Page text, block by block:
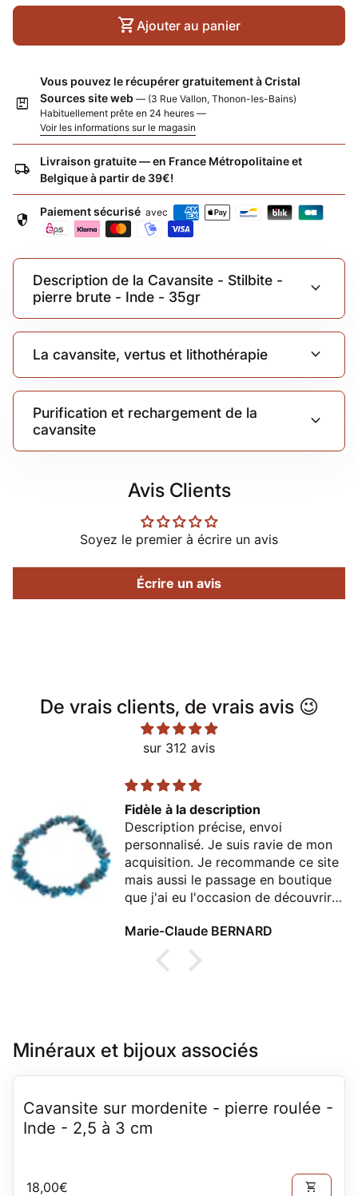
shopping_cart Ajouter au panier
package
Vous pouvez le récupérer gratuitement à Cristal
Sources site web — (3 Rue Vallon, Thonon-les-Bains)
Habituellement prête en 24 heures —
Voir les informations sur le magasin
local_shipping
Livraison gratuite — en France Métropolitaine et
Belgique à partir de 39€!
security Paiement sécurisé avec
Description de la Cavansite - Stilbite -
pierre brute - Inde - 35gr
expand_more
La cavansite, vertus et lithothérapie expand_more
Purification et rechargement de la
cavansite
expand_more
Avis Clients
Soyez le premier à écrire un avis
Écrire un avis
De vrais clients, de vrais avis 😉
sur 312 avis
Fidèle à la description
Description précise, envoi
personnalisé. Je suis ravie de mon
acquisition. Je recommande ce site
mais aussi le passage en boutique
que j'ai eu l'occasion de découvrir
Marie-Claude BERNARD
Minéraux et bijoux associés
Cavansite sur mordenite - pierre roulée -
Inde - 2,5 à 3 cm
Prix normal
18,00€ shopping_cart